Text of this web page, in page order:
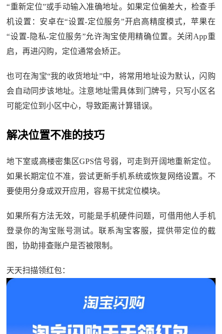
“重新定位”或手动输入准确地址。如果定位偏差大，检查手
机设置：安卓在“设置-定位服务”开启高精度模式，苹果在
“设置-隐私-定位服务”允许淘宝使用精确位置。关闭App重
启，再进闪购，定位通常会矫正。
也可在淘宝“我的收货地址”中，将常用地址设为默认，闪购
会自动同步该地址。注意地址需具体到门牌号，只写小区名
可能定位到小区中心，导致距离计算错误。
解决位置不准的技巧
地下室或高楼密集区GPS信号弱，可走到开阔地重新定位。
如果长期定位不准，尝试更新手机系统或恢复网络设置。不
要使用分身或双开应用，容易干扰定位模块。
如果所有方法无效，可能是手机硬件问题，可借用他人手机
登录你的淘宝账号测试。联系淘宝客服，提供带定位的截
图，协助排查账户是否被限制。
天天扫描领红包：